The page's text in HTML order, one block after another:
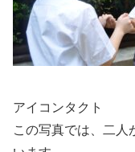
アイコンタクト
この写真では、二人